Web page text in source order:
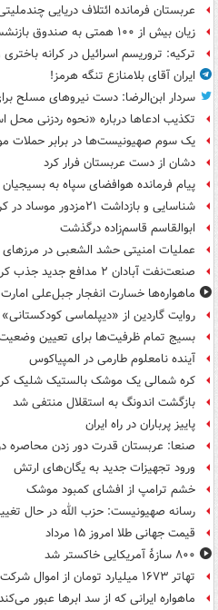
عربستان فرمانده ائتلاف دریایی
زیان بیش از ۱۰۰ همتی به صندوق‌ بازنشستگی نفت
ترکیه: تروریسم اسرائیل در کرانه
ایران آقای بلامنازع تنگه هرمز!
سردار ابن‌الرضا: دست نیروهای مسلح
تکذیب ادعاها درباره «نحوه ردزنی محل
یک‌ سوم صهیونیست‌ها در برابر حملات
دشان از دست عربستان فرار کرد
پیام فرمانده هوافضای سپاه به
شناسایی و بازداشت ۲۱مزدور موساد در کرمان
ابوالقاسم قاسم‌زاده درگذشت
عملیات امنیتی حشد الشعبی در مرزهای
صنعت‌نفت آبادان ۲ مدافع جدید جذب کرد
ماهواره‌ها خسارت انفجار جبل‌علی امارت
روایت گاردین از «دیپلماسی کودکستانی»
بسیج تمام ظرفیت‌ها برای تعیین وضعیت دیگر
آینده نامعلوم طارمی در المپیاکوس
کره شمالی یک موشک بالستیک شلیک
بازگشت اندونگ به استقلال منتفی شد
پاییز پرباران در راه ایران
صنعا: عربستان قدرت دور زدن محاصره
ورود تجهیزات جدید به یگان‌های ارتش
خشم ترامپ از افشای کمبود موشک
رسانه صهیونیست: حزب الله در حال
قیمت جهانی طلا امروز ۱۵ مرداد
۸۰۰ سازۀ آمریکایی خاکستر شد
تهاتر ۱۶۷۳ میلیارد تومان از اموال شرکت‌های تراستی
ماهواره ایرانی که از سد ابرها عبور